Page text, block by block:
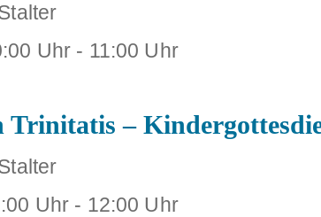
Uhr - 11:00 Uhr
Trinitatis –
Uhr - 12:00 Uhr